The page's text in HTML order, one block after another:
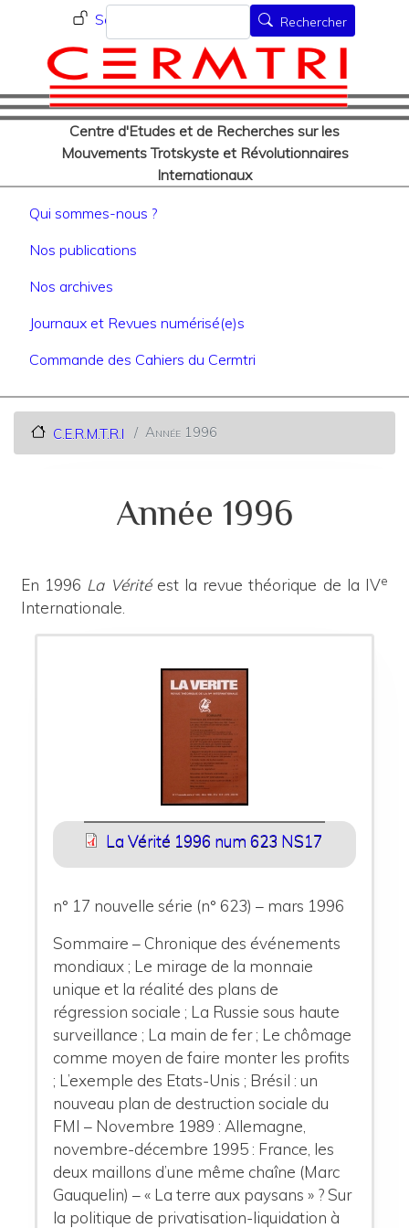
au
contenu
principal
Menu du compte de
Se connecter
Centre d'Etudes et de Recherches sur les
Mouvements Trotskyste et Révolutionnaires
Internationaux
Rechercher Rechercher
Navigation principale
Qui sommes-nous ?
Nos publications
Nos archives
Journaux et Revues numérisé(e)s
Commande des Cahiers du Cermtri
C.E.R.M.T.R.I Année 1996
Année 1996
En 1996 La Vérité est la revue théorique de la IVe
Internationale.
La Vérité 1996 num 623 NS17
n° 17 nouvelle série (n° 623) – mars 1996
Sommaire – Chronique des événements
mondiaux ; Le mirage de la monnaie
unique et la réalité des plans de
régression sociale ; La Russie sous haute
surveillance ; La main de fer ; Le chômage
comme moyen de faire monter les profits
; L’exemple des Etats-Unis ; Brésil : un
nouveau plan de destruction sociale du
FMI – Novembre 1989 : Allemagne,
novembre-décembre 1995 : France, les
deux maillons d’une même chaîne (Marc
Gauquelin) – « La terre aux paysans » ? Sur
la politique de privatisation-liquidation à